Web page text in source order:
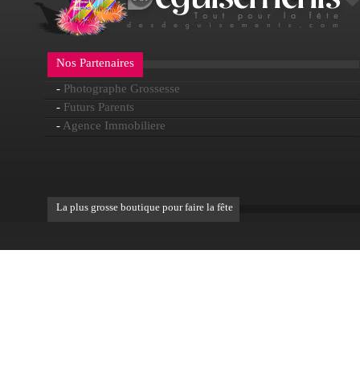
Nos Partenaires
- Photographe Grossesse
- Futurs Parents
- Agence Immobiliere
La plus grosse boutique pour faire la fête